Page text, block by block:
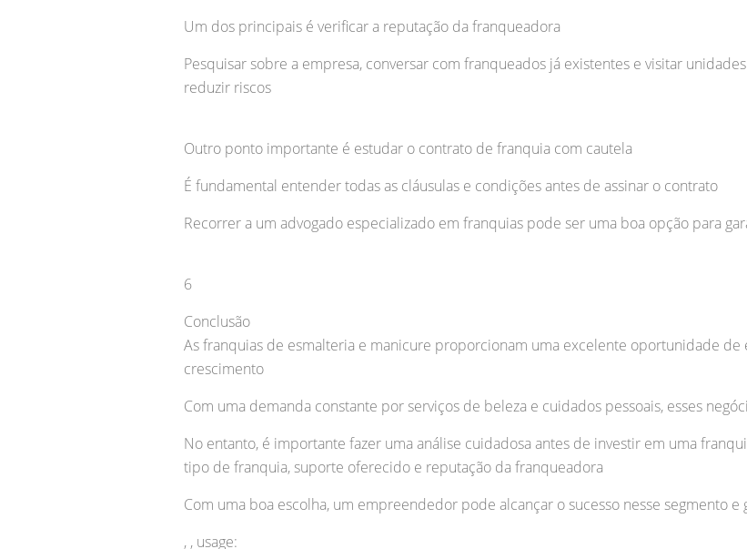
Um dos principais é verificar a reputação da franqueadora
Pesquisar sobre a empresa, conversar com franqueados já existentes e visitar
reduzir riscos
Outro ponto importante é estudar o contrato de franquia com cautela
É fundamental entender todas as cláusulas e condições antes de assinar o contrato
Recorrer a um advogado especializado em franquias pode ser uma boa opção para
6
Conclusão
As franquias de esmalteria e manicure proporcionam uma excelente oportunidade
crescimento
Com uma demanda constante por serviços de beleza e cuidados pessoais, esses
No entanto, é importante fazer uma análise cuidadosa antes de investir em uma
tipo de franquia, suporte oferecido e reputação da franqueadora
Com uma boa escolha, um empreendedor pode alcançar o sucesso nesse segmento
, , usage: